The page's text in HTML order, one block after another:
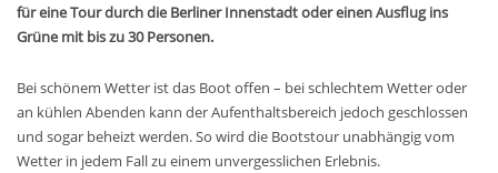
für eine Tour durch die Berliner Innenstadt oder einen Ausflug ins
Grüne mit bis zu 30 Personen.
Bei schönem Wetter ist das Boot offen – bei schlechtem Wetter oder
an kühlen Abenden kann der Aufenthaltsbereich jedoch geschlossen
und sogar beheizt werden. So wird die Bootstour unabhängig vom
Wetter in jedem Fall zu einem unvergesslichen Erlebnis.